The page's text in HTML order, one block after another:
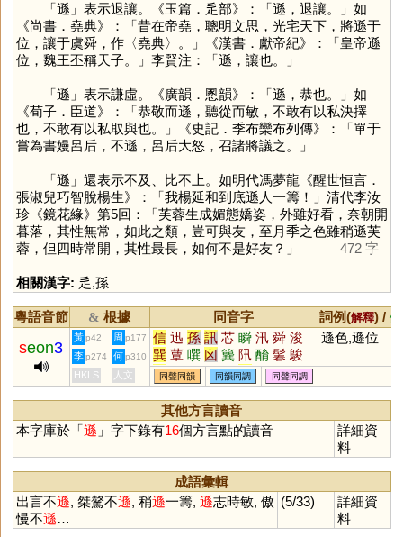
「遜 」表示退讓。《玉篇．辵部》：「遜，退讓。」如
《尚書．堯典》：「昔在帝堯，聰明文思，光宅天下，將遜于
位，讓于虞舜，作〈堯典〉。」《漢書．獻帝紀》：「皇帝遜
位，魏王丕稱天子。」李賢注：「遜，讓也。」
「遜 」表示謙虛。《廣韻．慁韻》：「遜，恭也。」如
《荀子．臣道》：「恭敬而遜，聽從而敏，不敢有以私決擇
也，不敢有以私取與也。」《史記．季布欒布列傳》：「單于
嘗為書嫚呂后，不遜，呂后大怒，召諸將議之。」
「遜 」還表示不及、比不上。如明代馮夢龍《醒世恒言．
張淑兒巧智脫楊生》：「我楊延和到底遜人一籌！」清代李汝
珍《鏡花緣》第5回：「芙蓉生成媚態嬌姿，外雖好看，奈朝開
暮落，其性無常，如此之類，豈可與友，至月季之色雖稍遜芙
蓉，但四時常開，其性最長，如何不是好友？」
472 字
相關漢字: 辵,孫
粵語音節 & 根據 同音字 詞例(解釋) /
seon3
黃 p42 周 p177 信 迅 孫 訊 芯 瞬 汛 舜 浚
巽 蕈 噀 囟 簨 阠 酳 鬊 鵔
濬 潠 眴 蕣 瞚 愻
遜色,遜位
李 p274 何 p310
HKLS 人文 同聲同韻 同韻同調 同聲同調
其他方言讀音
本字庫於「遜 」字下錄有16個方言點的讀音
詳細資
料
成語彙輯
出言不遜, 桀驁不遜, 稍遜一籌, 遜志時敏, 傲
慢不遜…
(5/33)
詳細資
料